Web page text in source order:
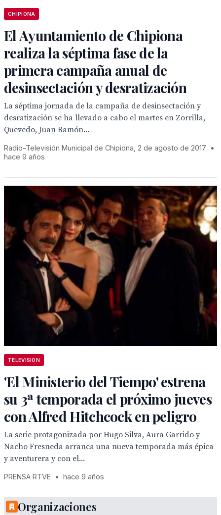
CHIPIONA
El Ayuntamiento de Chipiona
realiza la séptima fase de la
primera campaña anual de
desinsectación y desratización
La séptima jornada de la campaña de desinsectación y
desratización se ha llevado a cabo el martes en Zorrilla,
Quevedo, Juan Ramón...
Radio-Televisión Municipal de Chipiona, 2 de agosto de 2017
•
hace 9 años
TELEVISION
'El Ministerio del Tiempo' estrena
su 3ª temporada el próximo jueves
con Alfred Hitchcock en peligro
La serie protagonizada por Hugo Silva, Aura Garrido y
Nacho Fresneda arranca una nueva temporada más épica
y aventurera y con el...
PRENSA RTVE • hace 9 años
Organizaciones